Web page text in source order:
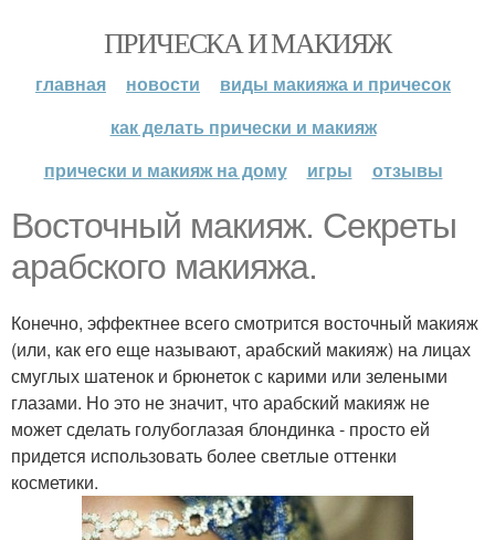
ПРИЧЕСКА И МАКИЯЖ
главная новости
виды макияжа и причесок
как делать прически и макияж
прически и макияж на дому
игры отзывы
Восточный макияж. Секреты
арабского макияжа.
Конечно, эффектнее всего смотрится восточный макияж
(или, как его еще называют, арабский макияж) на лицах
смуглых шатенок и брюнеток с карими или зелеными
глазами. Но это не значит, что арабский макияж не
может сделать голубоглазая блондинка - просто ей
придется использовать более светлые оттенки
косметики.